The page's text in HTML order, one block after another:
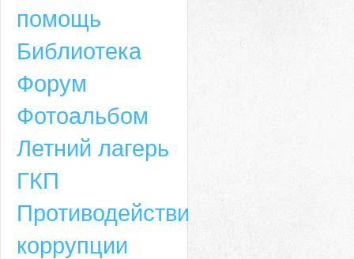
Адрес
6-49, электронный адрес: aja_70@mail.ru
помощь
Библиотека
Форум
Фотоальбом
Летний лагерь
ГКП
Противодействие
коррупции